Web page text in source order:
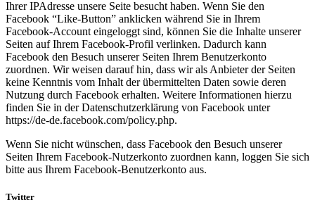
Ihrer IPAdresse unsere Seite besucht haben. Wenn Sie den
Facebook “Like-Button” anklicken während Sie in Ihrem
Facebook-Account eingeloggt sind, können Sie die Inhalte unserer
Seiten auf Ihrem Facebook-Profil verlinken. Dadurch kann
Facebook den Besuch unserer Seiten Ihrem Benutzerkonto
zuordnen. Wir weisen darauf hin, dass wir als Anbieter der Seiten
keine Kenntnis vom Inhalt der übermittelten Daten sowie deren
Nutzung durch Facebook erhalten. Weitere Informationen hierzu
finden Sie in der Datenschutzerklärung von Facebook unter
https://de-de.facebook.com/policy.php.
Wenn Sie nicht wünschen, dass Facebook den Besuch unserer
Seiten Ihrem Facebook-Nutzerkonto zuordnen kann, loggen Sie sich
bitte aus Ihrem Facebook-Benutzerkonto aus.
Twitter